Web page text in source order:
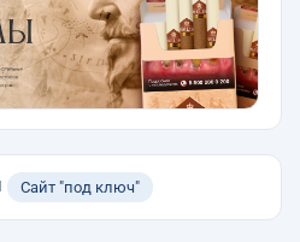
Сайт "под ключ"